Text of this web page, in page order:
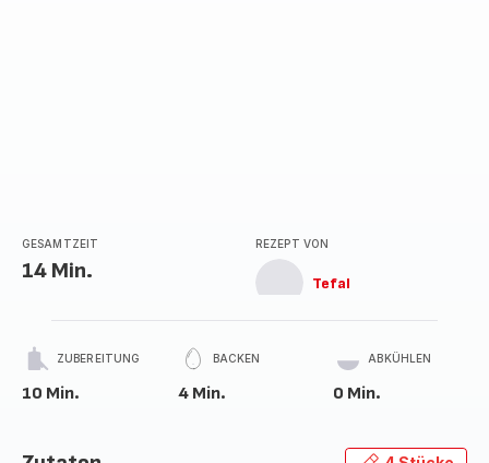
GESAMTZEIT
14 Min.
REZEPT VON
Tefal
ZUBEREITUNG
10 Min.
BACKEN
4 Min.
ABKÜHLEN
0 Min.